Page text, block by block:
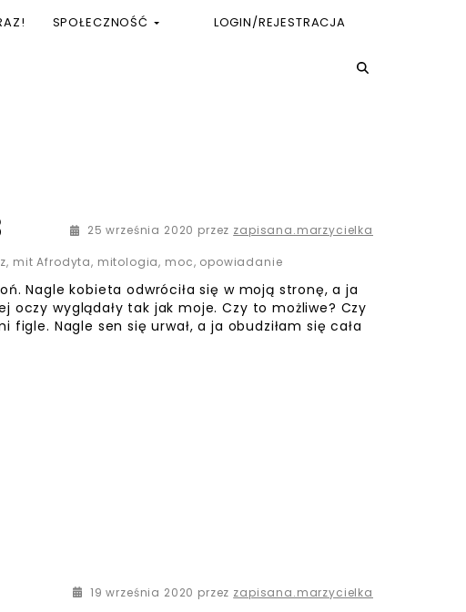
SPOŁECZNOŚĆ LOGIN/REJESTRACJA
25 września 2020 przez zapisana.marzycielka
, mit Afrodyta, mitologia, moc, opowiadanie
Nagle kobieta odwróciła się w moją stronę, a ja
oczy wyglądały tak jak moje. Czy to możliwe? Czy
Nagle sen się urwał, a ja obudziłam się cała
19 września 2020 23 września 2020
przez zapisana.marzycielka